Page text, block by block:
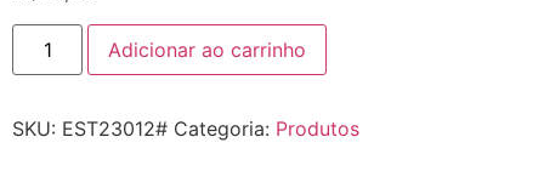
Adicionar ao carrinho
SKU: EST23012# Categoria: Produtos